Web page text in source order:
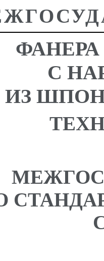
С
ИЗ